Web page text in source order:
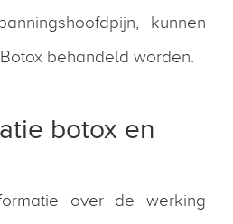
kunnen
behandeld worden.
botox en
over de werking